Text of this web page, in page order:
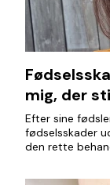
mig, der
Efter sine
fødselsskader
den rette